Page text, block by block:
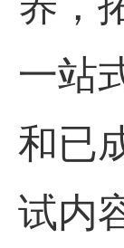
一站
和已
试内